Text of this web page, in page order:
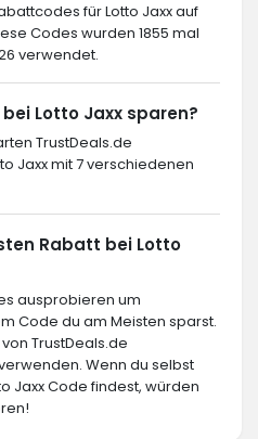
für Lotto Jaxx auf
Codes wurden 1855 mal
verwendet.
Lotto Jaxx sparen?
TrustDeals.de
Jaxx mit 7 verschiedenen
Rabatt bei Lotto
ausprobieren um
Code du am Meisten sparst.
TrustDeals.de
Wenn du selbst
Jaxx Code findest, würden